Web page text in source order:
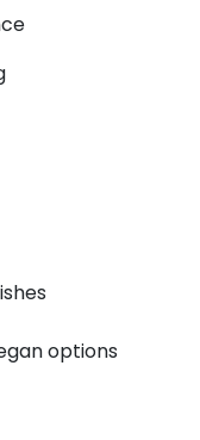
options